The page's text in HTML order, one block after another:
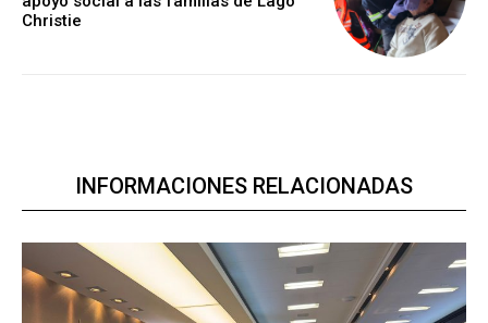
Christie
INFORMACIONES RELACIONADAS